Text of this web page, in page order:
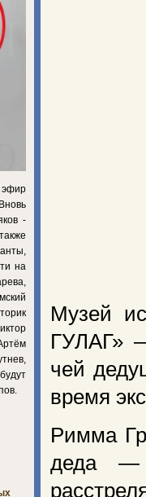
Музей
ГУЛАГ»
чей
время
Римма
деда —
-
на